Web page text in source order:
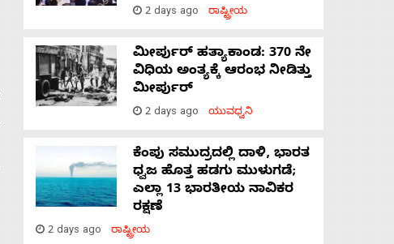
2 days ago ರಾಷ್ಟ್ರೀಯ
ಮೀರ್ಪುರ್ ಹತ್ಯಾಕಾಂಡ: 370 ನೇ
ವಿಧಿಯ ಅಂತ್ಯಕ್ಕೆ ಆರಂಭ ನೀಡಿತ್ತು
ಮೀರ್ಪುರ್
2 days ago ಯುವಧ್ವನಿ
ಕೆಂಪು ಸಮುದ್ರದಲ್ಲಿ ದಾಳಿ, ಭಾರತ
ಧ್ವಜ ಹೊತ್ತ ಹಡಗು ಮುಳುಗಡೆ;
ಎಲ್ಲಾ 13 ಭಾರತೀಯ ನಾವಿಕರ
ರಕ್ಷಣೆ
2 days ago ರಾಷ್ಟ್ರೀಯ